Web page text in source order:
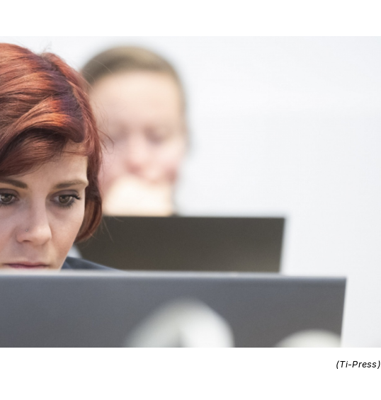
(Ti-Press)